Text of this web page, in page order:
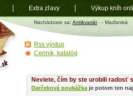
Antikvariát
shop.sk
Nachádzate sa: Antikvariát - - Maďarská
Neviete, čím by ste urobili radosť
Darčeková poukážka je potom ten
Rss výstup
Cenník, katalóg
Extra zľavy Výkup kníh